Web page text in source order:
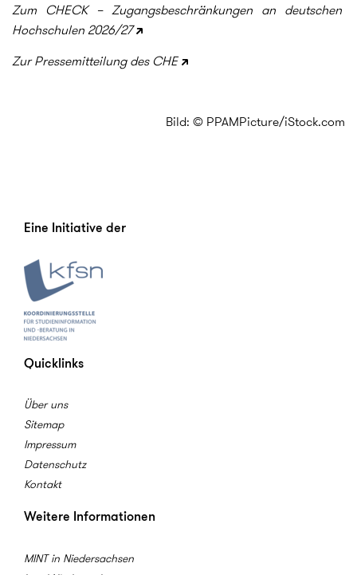
Zum CHECK – Zugangsbeschränkungen an deutschen
Hochschulen 2026/27
Zur Pressemitteilung des CHE
Bild: © PPAMPicture/iStock.com
Eine Initiative der
Quicklinks
Über uns
Sitemap
Impressum
Datenschutz
Kontakt
Weitere Informationen
MINT in Niedersachsen